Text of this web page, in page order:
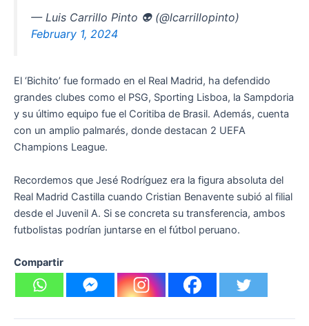
— Luis Carrillo Pinto 👽 (@lcarrillopinto)
February 1, 2024
El ‘Bichito’ fue formado en el Real Madrid, ha defendido
grandes clubes como el PSG, Sporting Lisboa, la Sampdoria
y su último equipo fue el Coritiba de Brasil. Además, cuenta
con un amplio palmarés, donde destacan 2 UEFA
Champions League.
Recordemos que Jesé Rodríguez era la figura absoluta del
Real Madrid Castilla cuando Cristian Benavente subió al filial
desde el Juvenil A. Si se concreta su transferencia, ambos
futbolistas podrían juntarse en el fútbol peruano.
Compartir